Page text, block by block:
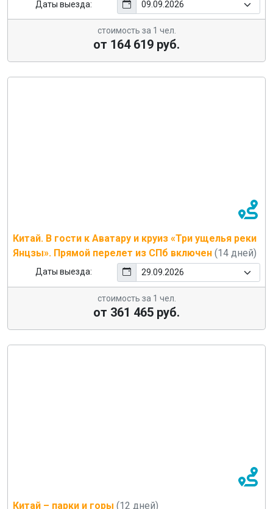
Даты выезда:
стоимость за 1 чел.
от 164 619 руб.
Китай. В гости к Аватару и круиз «Три ущелья реки
Янцзы». Прямой перелет из СПб включен (14 дней)
Даты выезда:
стоимость за 1 чел.
от 361 465 руб.
Китай – парки и горы (12 дней)